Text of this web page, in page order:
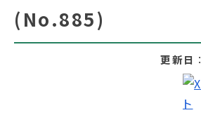
(No.885)
更新日